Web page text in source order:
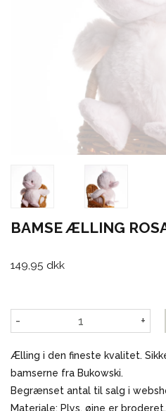
BAMSE ÆLLING
149,95 dkk
- +
Ælling i den fineste kvalitet.
bamserne fra Bukowski.
Begrænset antal til salg i
Materiale: Plys, øjne er broderet.